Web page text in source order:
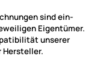
sind ein-
Eigentümer.
unserer
Hersteller.